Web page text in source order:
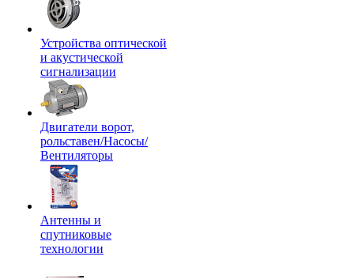
Устройства оптической
и акустической
сигнализации
Двигатели ворот,
рольставен/Насосы/
Вентиляторы
Антенны и
спутниковые
технологии